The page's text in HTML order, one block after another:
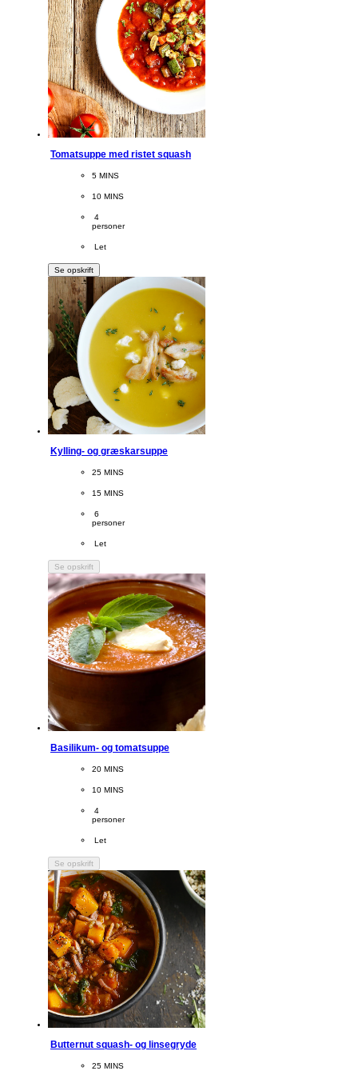
Tomatsuppe med ristet squash
CookingTime
5 MINS
PreparationTime
10 MINS
Servings
4
personer
Difficulty
Let
Se opskrift
Kylling- og græskarsuppe
CookingTime
25 MINS
PreparationTime
15 MINS
Servings
6
personer
Difficulty
Let
Se opskrift
Basilikum- og tomatsuppe
CookingTime
20 MINS
PreparationTime
10 MINS
Servings
4
personer
Difficulty
Let
Se opskrift
Butternut squash- og linsegryde
CookingTime
25 MINS